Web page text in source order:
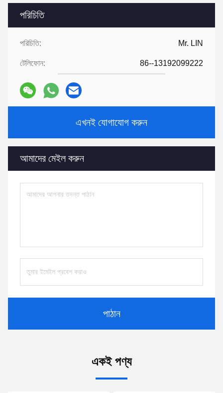
পরিচিতি
পরিচিতি: Mr. LIN
টেলিফোন: 86--13192099222
এখনই যোগাযোগ করুন
আমাদের মেইল ​​করুন
পাঠান
একই পণ্য